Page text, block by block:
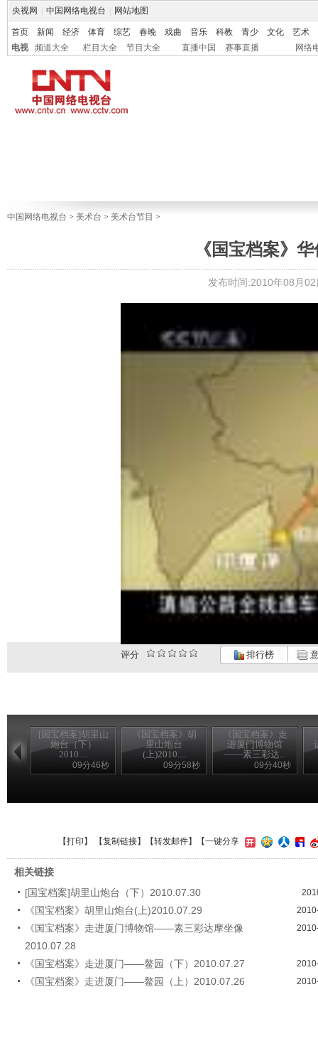
央视网 中国网络电视台 网站地图
首页 新闻 经济 体育 综艺 春晚 戏曲 音乐 科教 青少 文化
艺术
电视
频道大全 栏目大全 节目大全 直播中国 赛事直播 网络
中国网络电视台 > 美术台 > 美术台节目 >
《国宝档案》
发布时间:2010年08月
评分 排行榜
[国宝档案]胡里山
炮台（下）
2010....
09分46秒
《国宝档案》胡
里山炮台
(上)2010....
09分58秒
《国宝档案》走
进厦门博物馆
——素三彩达...
09分40秒
【打印 】 【复制链接】【转发邮件】 【一键分享
相关链接
[国宝档案]胡里山炮台（下）2010.07.30
《国宝档案》胡里山炮台(上)2010.07.29
《国宝档案》走进厦门博物馆——素三彩达摩坐像
2010.07.28
《国宝档案》走进厦门——鳌园（下）2010.07.27
《国宝档案》走进厦门——鳌园（上）2010.07.26